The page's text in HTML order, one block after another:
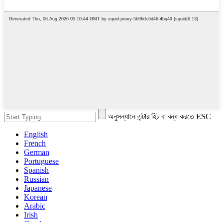
অনুসন্ধানে এন্টার হিট বা বন্ধ করতে ESC
English
French
German
Portuguese
Spanish
Russian
Japanese
Korean
Arabic
Irish